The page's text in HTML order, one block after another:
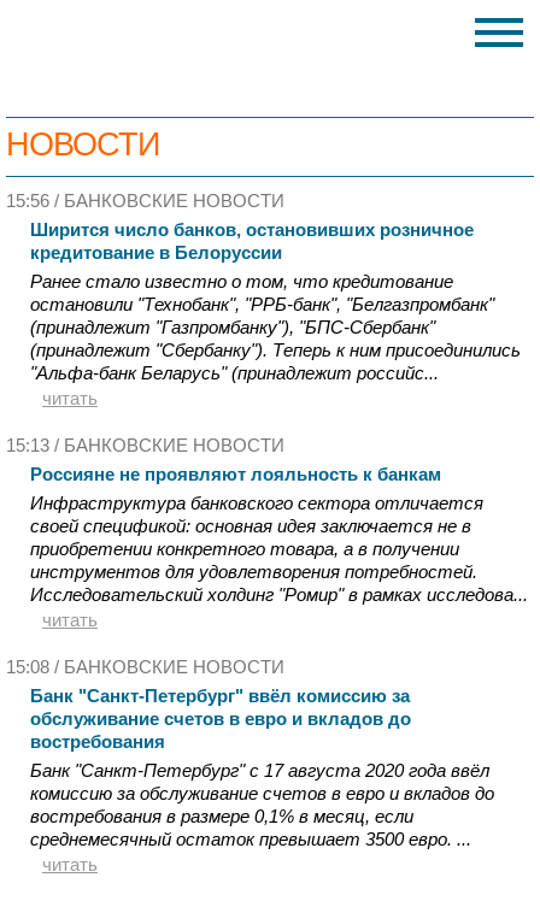
НОВОСТИ
15:56 / БАНКОВСКИЕ НОВОСТИ
Ширится число банков, остановивших розничное
кредитование в Белоруссии
Ранее стало известно о том, что кредитование
остановили "Технобанк", "РРБ-банк", "Белгазпромбанк"
(принадлежит "Газпромбанку"), "БПС-Сбербанк"
(принадлежит "Сбербанку"). Теперь к ним присоединились
"Альфа-банк Беларусь" (принадлежит российс...
читать
15:13 / БАНКОВСКИЕ НОВОСТИ
Россияне не проявляют лояльность к банкам
Инфраструктура банковского сектора отличается
своей спецификой: основная идея заключается не в
приобретении конкретного товара, а в получении
инструментов для удовлетворения потребностей.
Исследовательский холдинг "Ромир" в рамках исследова...
читать
15:08 / БАНКОВСКИЕ НОВОСТИ
Банк "Санкт-Петербург" ввёл комиссию за
обслуживание счетов в евро и вкладов до
востребования
Банк "Санкт-Петербург" с 17 августа 2020 года ввёл
комиссию за обслуживание счетов в евро и вкладов до
востребования в размере 0,1% в месяц, если
среднемесячный остаток превышает 3500 евро. ...
читать